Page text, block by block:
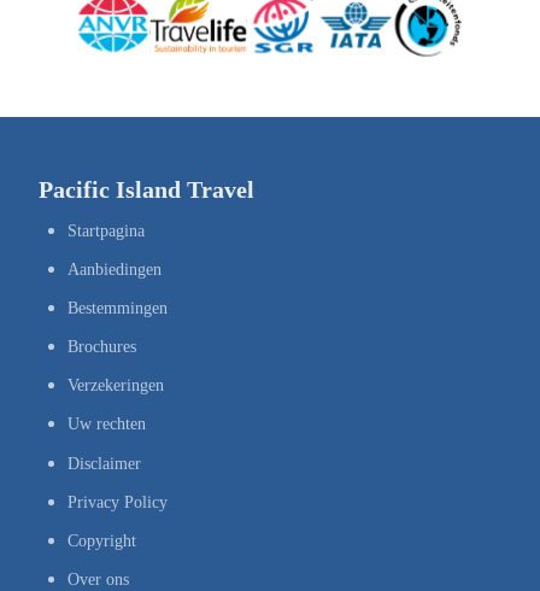
Pacific Island Travel
Startpagina
Aanbiedingen
Bestemmingen
Brochures
Verzekeringen
Uw rechten
Disclaimer
Privacy Policy
Copyright
Over ons